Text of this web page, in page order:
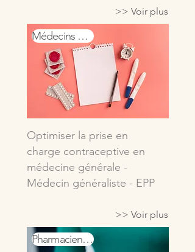
>> Voir plus
Médecins généralistes
Optimiser la prise en
charge contraceptive en
médecine générale -
Médecin généraliste - EPP
>> Voir plus
Pharmacien.ne.s